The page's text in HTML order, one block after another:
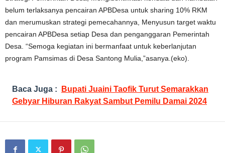
belum terlaksanya pencairan APBDesa untuk sharing 10% RKM
dan merumuskan strategi pemecahannya, Menyusun target waktu
pencairan APBDesa setiap Desa dan penganggaran Pemerintah
Desa. “Semoga kegiatan ini bermanfaat untuk keberlanjutan
program Pamsimas di Desa Santong Mulia,”asanya.(eko).
Baca Juga :
Bupati Juaini Taofik Turut Semarakkan
Gebyar Hiburan Rakyat Sambut Pemilu Damai 2024